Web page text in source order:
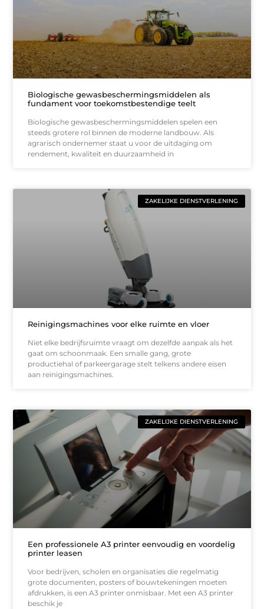
Biologische gewasbeschermingsmiddelen als
fundament voor toekomstbestendige teelt
Biologische gewasbeschermingsmiddelen spelen een
steeds grotere rol binnen de moderne landbouw. Als
agrarisch ondernemer staat u voor de uitdaging om
rendement, kwaliteit en duurzaamheid in
ZAKELIJKE DIENSTVERLENING
Reinigingsmachines voor elke ruimte en vloer
Niet elke bedrijfsruimte vraagt om dezelfde aanpak als het
gaat om schoonmaak. Een smalle gang, grote
productiehal of parkeergarage stelt telkens andere eisen
aan reinigingsmachines.
ZAKELIJKE DIENSTVERLENING
Een professionele A3 printer eenvoudig en voordelig
printer leasen
Voor bedrijven, scholen en organisaties die regelmatig
grote documenten, posters of bouwtekeningen moeten
afdrukken, is een A3 printer onmisbaar. Met een A3 printer
beschik je